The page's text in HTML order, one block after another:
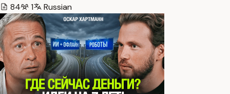
84
1 Russian